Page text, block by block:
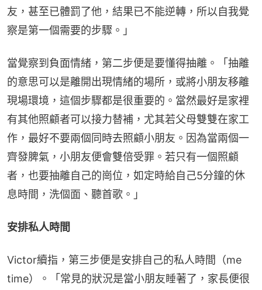
友，甚至已體罰了他，結果已不能逆轉，所以自我覺
察是第一個需要的步驟。」
當覺察到負面情緒，第二步便是要懂得抽離。「抽離
的意思可以是離開出現情緒的場所，或將小朋友移離
現場環境，這個步驟都是很重要的。當然最好是家裡
有其他照顧者可以接力替補，尤其若父母雙雙在家工
作，最好不要兩個同時去照顧小朋友。因為當兩個一
齊發脾氣，小朋友便會雙倍受罪。若只有一個照顧
者，也要抽離自己的崗位，如定時給自己5分鐘的休
息時間，洗個面、聽首歌。」
安排私人時間
Victor續指，第三步便是安排自己的私人時間（me
time）。「常見的狀況是當小朋友睡著了，家長便很